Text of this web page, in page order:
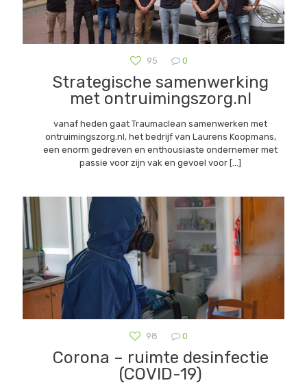
95 0
Strategische samenwerking
met ontruimingszorg.nl
vanaf heden gaat Traumaclean samenwerken met
ontruimingszorg.nl, het bedrijf van Laurens Koopmans,
een enorm gedreven en enthousiaste ondernemer met
passie voor zijn vak en gevoel voor […]
98 0
Corona – ruimte desinfectie
(COVID-19)